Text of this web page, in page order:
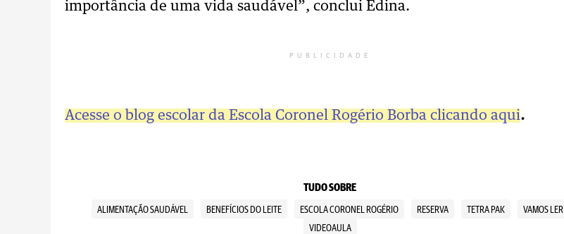
importância de uma vida saudável”, conclui Edina.
PUBLICIDADE
Acesse o blog escolar da Escola Coronel Rogério Borba clicando aqui.
TUDO SOBRE
ALIMENTAÇÃO SAUDÁVEL BENEFÍCIOS DO LEITE ESCOLA CORONEL ROGÉRIO RESERVA TETRA PAK
VAMOS LER
VIDEOAULA